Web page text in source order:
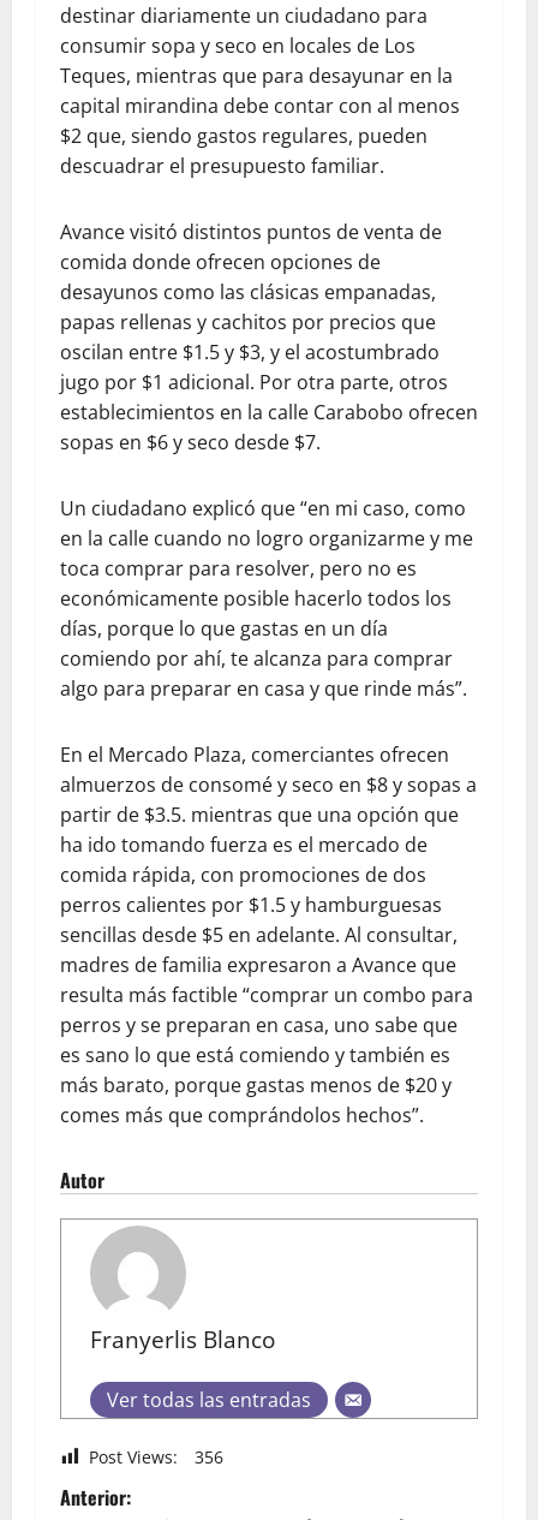
destinar diariamente un ciudadano para
consumir sopa y seco en locales de Los
Teques, mientras que para desayunar en la
capital mirandina debe contar con al menos
$2 que, siendo gastos regulares, pueden
descuadrar el presupuesto familiar.
Avance visitó distintos puntos de venta de
comida donde ofrecen opciones de
desayunos como las clásicas empanadas,
papas rellenas y cachitos por precios que
oscilan entre $1.5 y $3, y el acostumbrado
jugo por $1 adicional. Por otra parte, otros
establecimientos en la calle Carabobo ofrecen
sopas en $6 y seco desde $7.
Un ciudadano explicó que “en mi caso, como
en la calle cuando no logro organizarme y me
toca comprar para resolver, pero no es
económicamente posible hacerlo todos los
días, porque lo que gastas en un día
comiendo por ahí, te alcanza para comprar
algo para preparar en casa y que rinde más”.
En el Mercado Plaza, comerciantes ofrecen
almuerzos de consomé y seco en $8 y sopas a
partir de $3.5. mientras que una opción que
ha ido tomando fuerza es el mercado de
comida rápida, con promociones de dos
perros calientes por $1.5 y hamburguesas
sencillas desde $5 en adelante. Al consultar,
madres de familia expresaron a Avance que
resulta más factible “comprar un combo para
perros y se preparan en casa, uno sabe que
es sano lo que está comiendo y también es
más barato, porque gastas menos de $20 y
comes más que comprándolos hechos”.
Autor
Franyerlis Blanco
Ver todas las entradas
Post Views: 356
Anterior: